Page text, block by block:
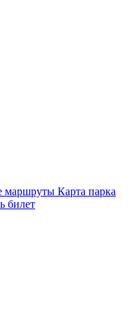
маршруты Карта парка
билет